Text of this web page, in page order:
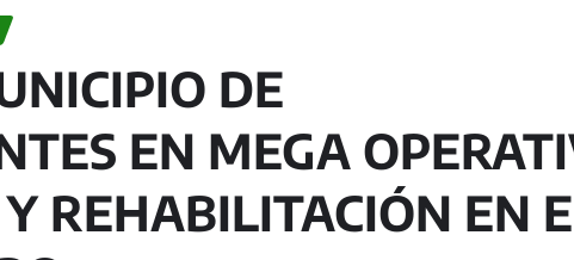
DE
EN MEGA
REHABILITACIÓN EN